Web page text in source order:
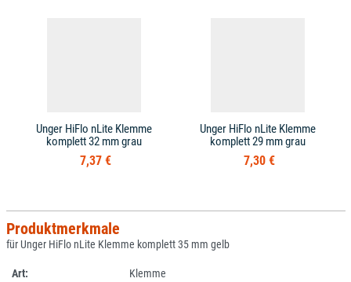
Unger HiFlo nLite Klemme
komplett 32 mm grau
7,37 €
Unger HiFlo nLite Klemme
komplett 29 mm grau
7,30 €
Produktmerkmale
für Unger HiFlo nLite Klemme komplett 35 mm gelb
Art: Klemme